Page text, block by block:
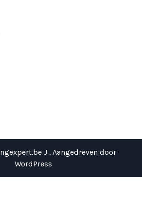
J . Aangedreven door
WordPress